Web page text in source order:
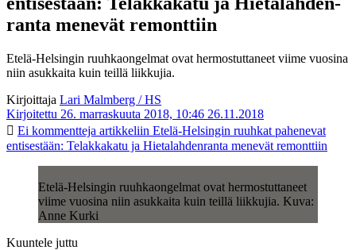
ranta menevät remonttiin
Etelä-Helsingin ruuhkaongelmat ovat hermostuttaneet viime vuosina
niin asukkaita kuin teillä liikkujia.
Kirjoittaja Lari Malmberg / HS
Kirjoitettu 26. marraskuuta 2018, 10:46 26.11.2018
Ei kommentteja artikkeliin Etelä-Helsingin ruuhkat pahenevat
entisestään: Telakkakatu ja Hietalahden­ranta menevät remonttiin
Etelä-Helsingin ruuhkaongelmat ovat hermostuttaneet
viime vuosina niin asukkaita kuin teillä liikkujia. Kuva:
Anne Kurki
Kuuntele juttu